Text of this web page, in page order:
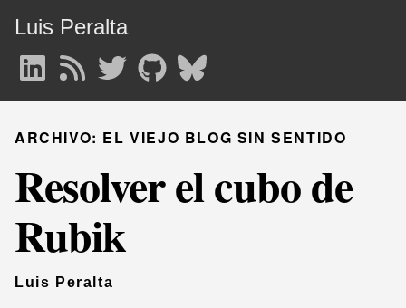
Luis Peralta
ARCHIVO: EL VIEJO BLOG SIN SENTIDO
Resolver el cubo de
Rubik
Luis Peralta